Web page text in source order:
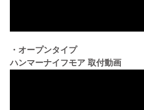
・オープンタイプ
ハンマーナイフモア 取付動画